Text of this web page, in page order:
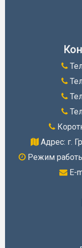
Адрес: г.
Режим
E-